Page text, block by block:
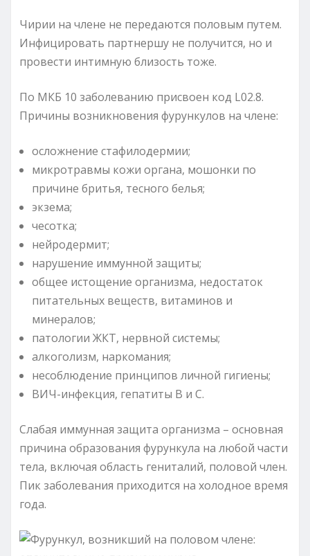
Чирии на члене не передаются половым путем.
Инфицировать партнершу не получится, но и
провести интимную близость тоже.
По МКБ 10 заболеванию присвоен код L02.8.
Причины возникновения фурункулов на члене:
осложнение стафилодермии;
микротравмы кожи органа, мошонки по
причине бритья, тесного белья;
экзема;
чесотка;
нейродермит;
нарушение иммунной защиты;
общее истощение организма, недостаток
питательных веществ, витаминов и
минералов;
патологии ЖКТ, нервной системы;
алкоголизм, наркомания;
несоблюдение принципов личной гигиены;
ВИЧ-инфекция, гепатиты B и C.
Слабая иммунная защита организма – основная
причина образования фурункула на любой части
тела, включая область гениталий, половой член.
Пик заболевания приходится на холодное время
года.